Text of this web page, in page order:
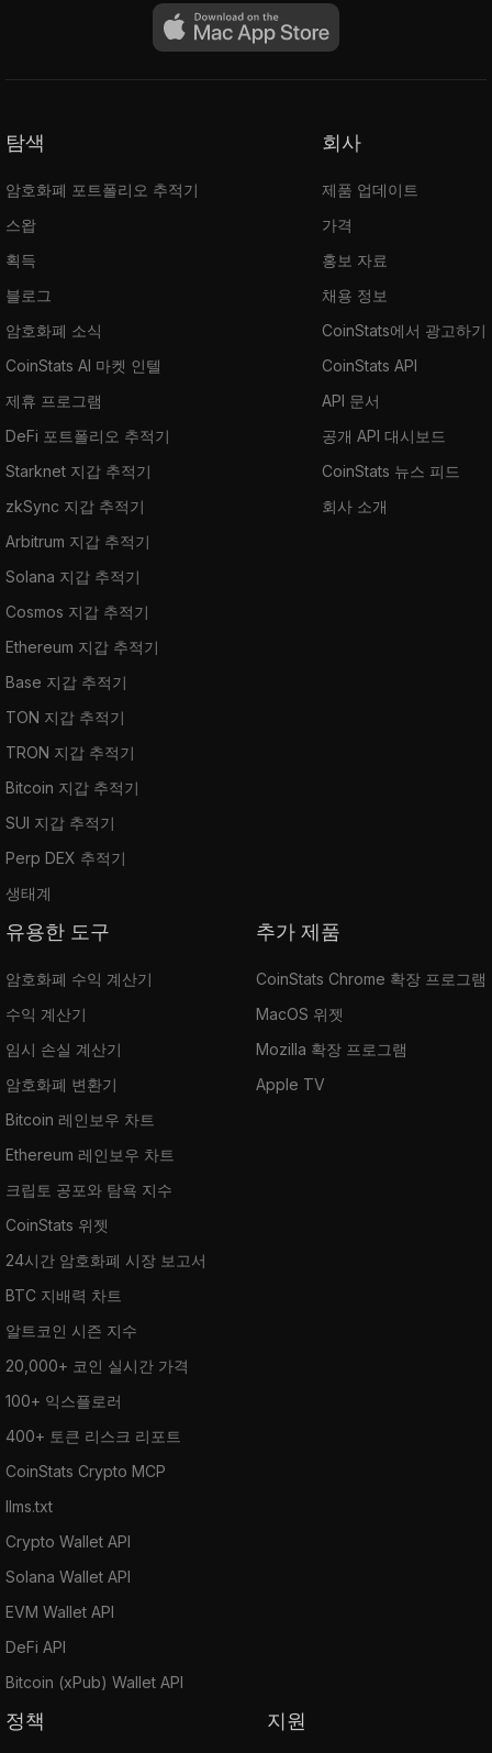
탐색
암호화폐 포트폴리오 추적기
스왑
획득
블로그
암호화폐 소식
CoinStats AI 마켓 인텔
제휴 프로그램
DeFi 포트폴리오 추적기
Starknet 지갑 추적기
zkSync 지갑 추적기
Arbitrum 지갑 추적기
Solana 지갑 추적기
Cosmos 지갑 추적기
Ethereum 지갑 추적기
Base 지갑 추적기
TON 지갑 추적기
TRON 지갑 추적기
Bitcoin 지갑 추적기
SUI 지갑 추적기
Perp DEX 추적기
생태계
회사
제품 업데이트
가격
홍보 자료
채용 정보
CoinStats에서 광고하기
CoinStats API
API 문서
공개 API 대시보드
CoinStats 뉴스 피드
회사 소개
유용한 도구
암호화폐 수익 계산기
수익 계산기
임시 손실 계산기
암호화폐 변환기
Bitcoin 레인보우 차트
Ethereum 레인보우 차트
크립토 공포와 탐욕 지수
CoinStats 위젯
24시간 암호화폐 시장 보고서
BTC 지배력 차트
알트코인 시즌 지수
20,000+ 코인 실시간 가격
100+ 익스플로러
400+ 토큰 리스크 리포트
CoinStats Crypto MCP
llms.txt
Crypto Wallet API
Solana Wallet API
EVM Wallet API
DeFi API
Bitcoin (xPub) Wallet API
추가 제품
CoinStats Chrome 확장 프로그램
MacOS 위젯
Mozilla 확장 프로그램
Apple TV
정책 지원